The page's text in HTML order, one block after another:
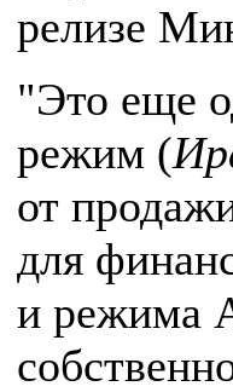
релизе
"Это еще
режим (
от
для
и режима